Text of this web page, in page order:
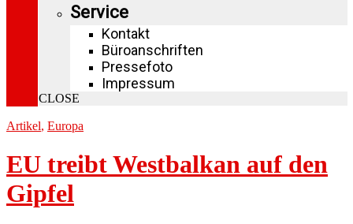
Service
Kontakt
Büroanschriften
Pressefoto
Impressum
CLOSE
Artikel, Europa
EU treibt Westbalkan auf den
Gipfel